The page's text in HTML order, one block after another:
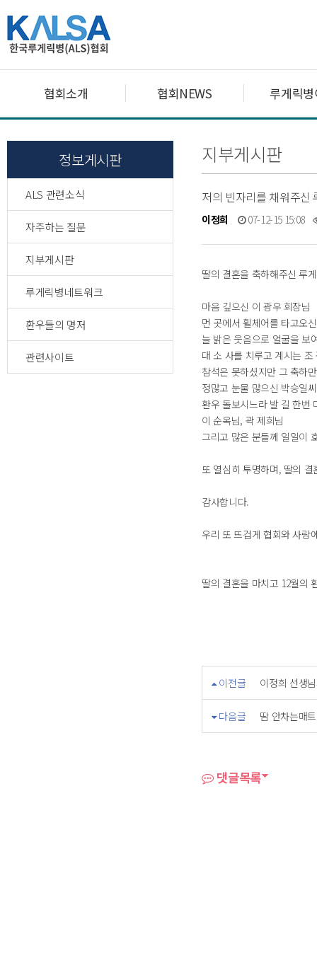
협회소개 협회NEWS 루게릭
정보게시판
ALS 관련소식
자주하는 질문
지부게시판
루게릭병네트워크
환우들의 명저
관련사이트
지부게시판
저의 빈자리를 채워주신
이정희 07-12-15 15:08
딸의 결혼을 축하해주신 루
마음 깊으신 이 광우 회장님
먼 곳에서 휠체어를 타고오
늘 밝은 웃음으로 얼굴을 보
대 소 사를 치루고 계시는 조
참석은 못하셨지만 그 축하
정많고 눈물 많으신 박승일
환우 돌보시느라 발 길 한번
이 순옥님, 곽 제희님
그리고 많은 분들께 일일이
또 열심히 투명하며, 딸의
감사합니다.
우리 또 뜨겁게 협회와 사랑
딸의 결혼을 마치고 12월의
이전글 이정희 선생
다음글 땀 안차는매
댓글목록